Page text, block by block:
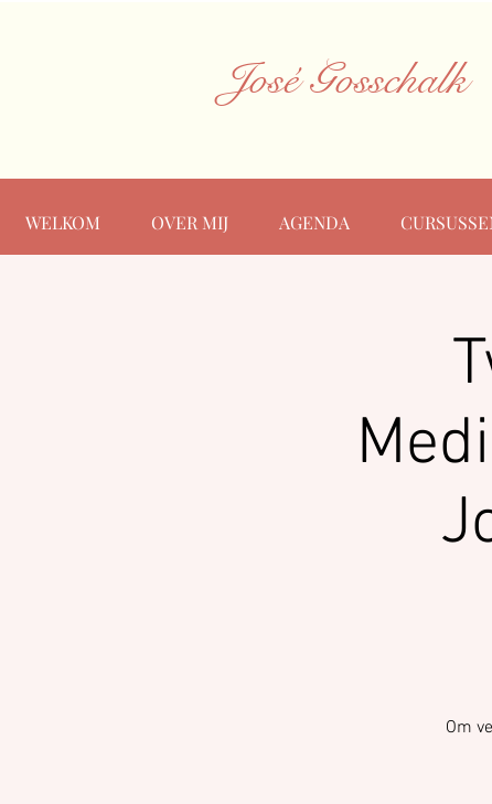
José Gosschalk
WELKOM OVER MIJ AGENDA
Om